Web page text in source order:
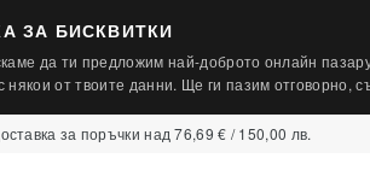
ЗА БИСКВИТКИ
да ти предложим най-доброто онлайн
някои от твоите данни. Ще ги пазим отговорно,
за поръчки над 76,69 € / 150,00 лв.